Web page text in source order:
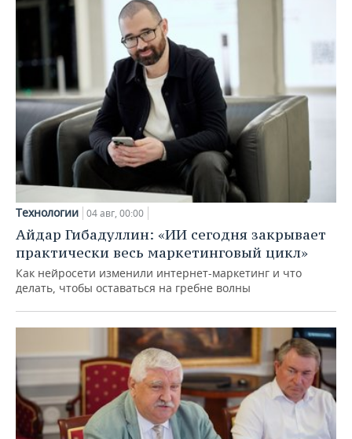
Технологии 04 авг, 00:00
Айдар Гибадуллин: «ИИ сегодня закрывает
практически весь маркетинговый цикл»
Как нейросети изменили интернет-маркетинг и что
делать, чтобы оставаться на гребне волны